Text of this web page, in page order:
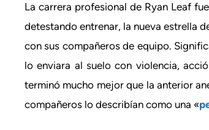
La carrera profesional de Ryan Leaf
detestando entrenar, la nueva estrella
con sus compañeros de equipo.
lo enviara al suelo con violencia,
terminó mucho mejor que la anterior
compañeros lo describían como una «